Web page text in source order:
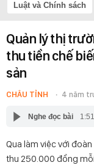
Luật và Chính sách
Quản lý thị
thu tiền chế
sản
CHÂU TỈNH 4 năm
Nghe đọc bài 1:51
Qua làm việc với
thu 250.000 đồng